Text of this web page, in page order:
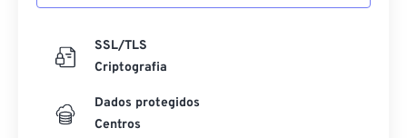
SSL/TLS
Criptografia
Dados protegidos
Centros